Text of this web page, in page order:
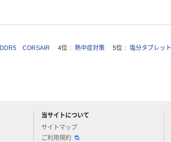
DDR5 CORSAIR 4位 熱中症対策 5位 塩分タブレット
当サイトについて
サイトマップ
ご利用規約